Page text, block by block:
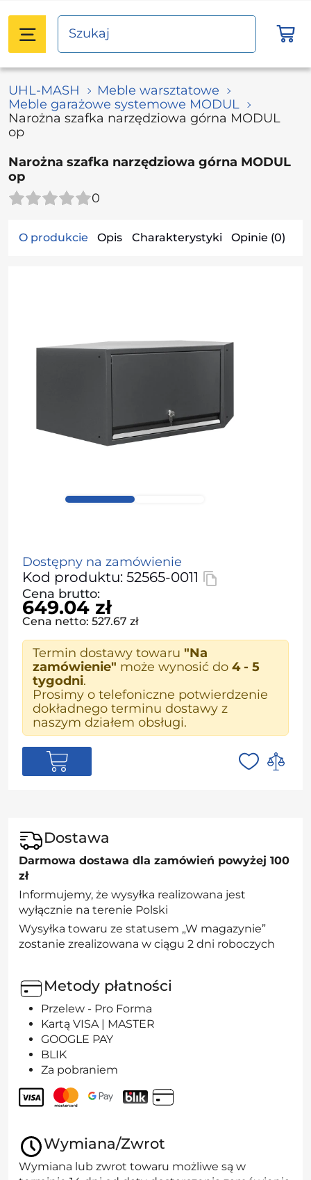
UHL-MASH
Meble warsztatowe
Meble garażowe systemowe MODUL
Narożna szafka narzędziowa górna MODUL
op
Narożna szafka narzędziowa górna MODUL
op
0
O produkcie Opis Charakterystyki Opinie (0)
Dostępny na zamówienie
Kod produktu: 52565-0011
Cena brutto:
649.04 zł
Cena netto: 527.67 zł
Termin dostawy towaru "Na
zamówienie" może wynosić do 4 - 5
tygodni.
Prosimy o telefoniczne potwierdzenie
dokładnego terminu dostawy z
naszym działem obsługi.
Dostawa
Darmowa dostawa dla zamówień powyżej 100
zł
Informujemy, że wysyłka realizowana jest
wyłącznie na terenie Polski
Wysyłka towaru ze statusem „W magazynie”
zostanie zrealizowana w ciągu 2 dni roboczych
Metody płatności
Przelew - Pro Forma
Kartą VISA | MASTER
GOOGLE PAY
BLIK
Za pobraniem
Wymiana/Zwrot
Wymiana lub zwrot towaru możliwe są w